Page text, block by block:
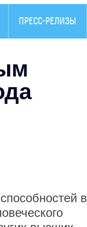
ПРЕСС-РЕЛИЗЫ
в